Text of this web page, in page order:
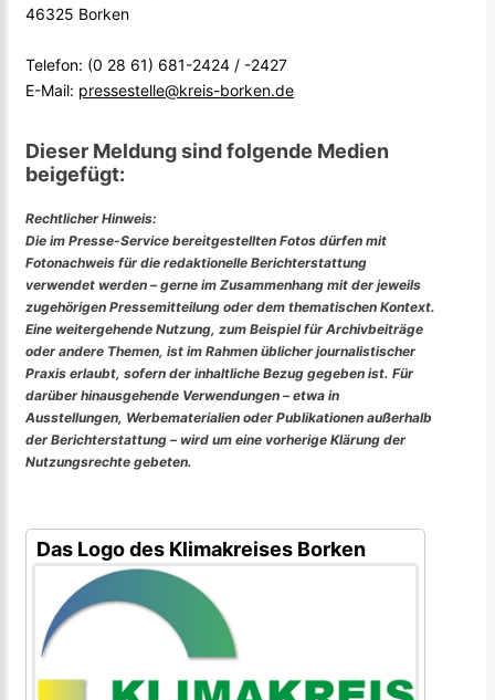
46325 Borken
Telefon: (0 28 61) 681-2424 / -2427
E-Mail: pressestelle@kreis-borken.de
Dieser Meldung sind folgende Medien
beigefügt:
Rechtlicher Hinweis:
Die im Presse-Service bereitgestellten Fotos dürfen mit
Fotonachweis für die redaktionelle Berichterstattung
verwendet werden – gerne im Zusammenhang mit der jeweils
zugehörigen Pressemitteilung oder dem thematischen Kontext.
Eine weitergehende Nutzung, zum Beispiel für Archivbeiträge
oder andere Themen, ist im Rahmen üblicher journalistischer
Praxis erlaubt, sofern der inhaltliche Bezug gegeben ist. Für
darüber hinausgehende Verwendungen – etwa in
Ausstellungen, Werbematerialien oder Publikationen außerhalb
der Berichterstattung – wird um eine vorherige Klärung der
Nutzungsrechte gebeten.
Das Logo des Klimakreises Borken